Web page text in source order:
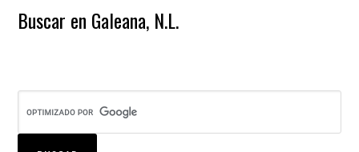
Buscar en Galeana, N.L.